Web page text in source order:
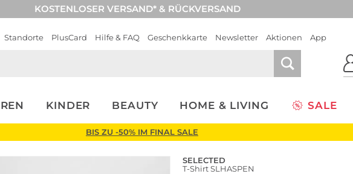
KOSTENLOSER VERSAND* & RÜCKVERSAND
Standorte PlusCard Hilfe & FAQ Geschenkkarte Newsletter Aktionen App
KINDER BEAUTY HOME & LIVING SALE
BIS ZU -50% IM FINAL SALE
SELECTED
T-Shirt SLHASPEN